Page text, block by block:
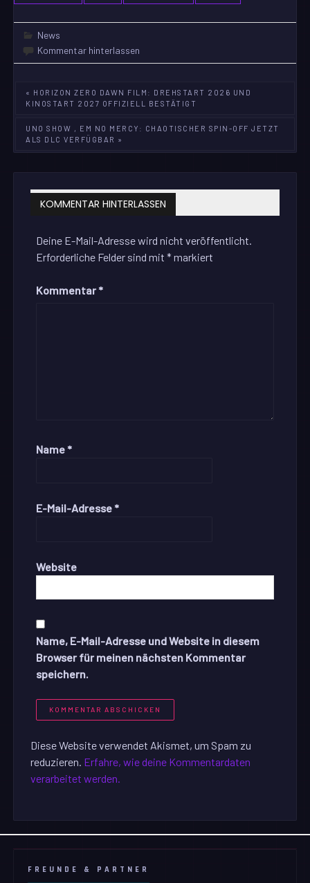
News
Kommentar hinterlassen
Beitragsnavigation
« HORIZON ZERO DAWN FILM: DREHSTART 2026 UND
KINOSTART 2027 OFFIZIELL BESTÄTIGT
UNO SHOW ‚EM NO MERCY: CHAOTISCHER SPIN-OFF JETZT
ALS DLC VERFÜGBAR »
KOMMENTAR HINTERLASSEN
Deine E-Mail-Adresse wird nicht veröffentlicht.
Erforderliche Felder sind mit*markiert
Kommentar *
Name *
E-Mail-Adresse *
Website
Name, E-Mail-Adresse und Website in diesem
Browser für meinen nächsten Kommentar
speichern.
Diese Website verwendet Akismet, um Spam zu
reduzieren. Erfahre, wie deine Kommentardaten
verarbeitet werden.
FREUNDE & PARTNER